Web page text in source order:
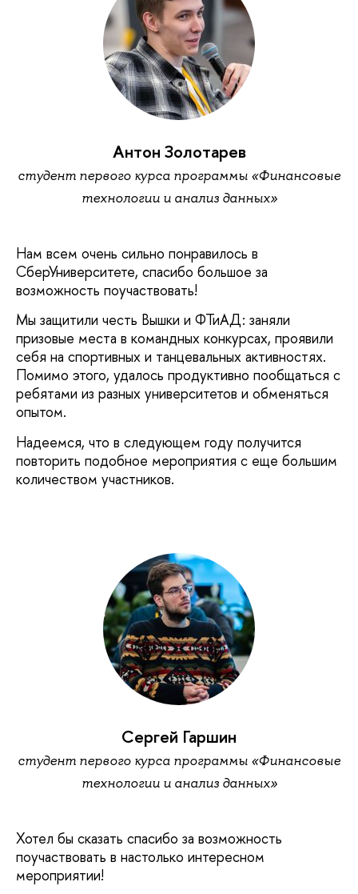
Антон Золотарев
студент первого курса программы «Финансовые
технологии и анализ данных»
Нам всем очень сильно понравилось в
СберУниверситете, спасибо большое за
возможность поучаствовать!
Мы защитили честь Вышки и ФТиАД: заняли
призовые места в командных конкурсах, проявили
себя на спортивных и танцевальных активностях.
Помимо этого, удалось продуктивно пообщаться с
ребятами из разных университетов и обменяться
опытом.
Надеемся, что в следующем году получится
повторить подобное мероприятия с еще большим
количеством участников.
Сергей Гаршин
студент первого курса программы «Финансовые
технологии и анализ данных»
Хотел бы сказать спасибо за возможность
поучаствовать в настолько интересном
мероприятии!